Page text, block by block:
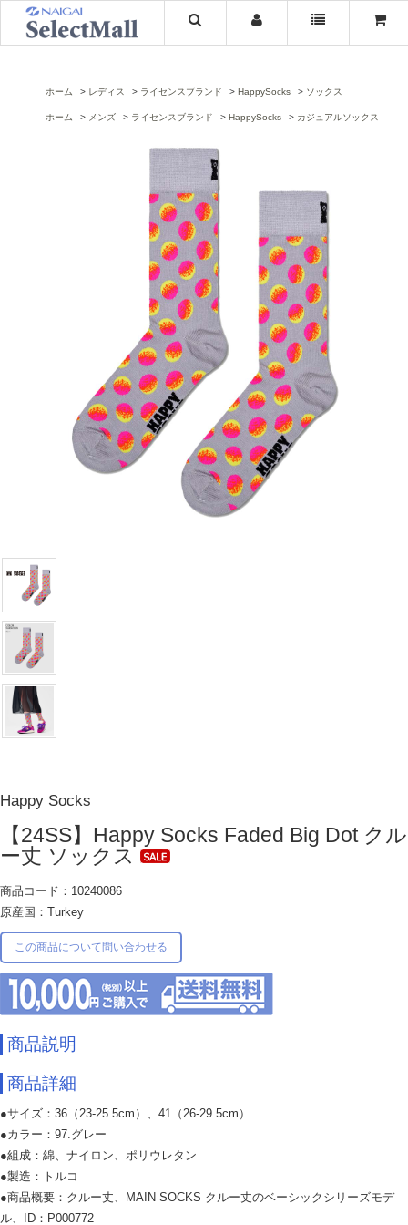
ホーム レディス ライセンスブランド HappySocks ソックス
ホーム メンズ ライセンスブランド HappySocks カジュアルソックス
Happy Socks
【24SS】Happy Socks Faded Big Dot クル
ー丈 ソックス
商品コード：10240086
原産国：Turkey
この商品について問い合わせる
商品説明
商品詳細
●サイズ：36（23-25.5cm）、41（26-29.5cm）
●カラー：97.グレー
●組成：綿、ナイロン、ポリウレタン
●製造：トルコ
●商品概要：クルー丈、MAIN SOCKS クルー丈のベーシックシリーズモデ
ル、ID：P000772